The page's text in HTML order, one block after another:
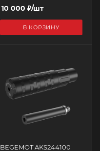
10 000 ₽/шт
В КОРЗИНУ
BEGEMOT AKS244100